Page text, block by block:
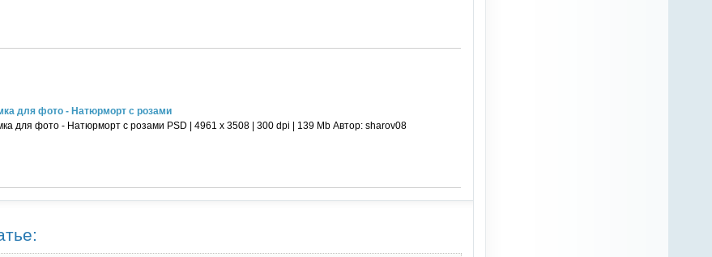
для фото - Натюрморт с розами
для фото - Натюрморт с розами PSD | 4961 х 3508 | 300 dpi | 139 Mb Автор: sharov08